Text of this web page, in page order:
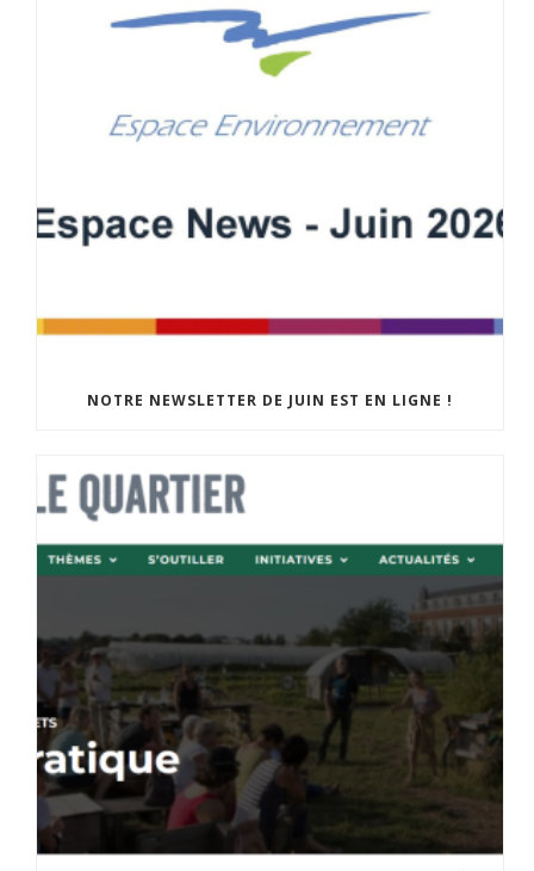
NOTRE NEWSLETTER DE JUIN EST EN LIGNE !